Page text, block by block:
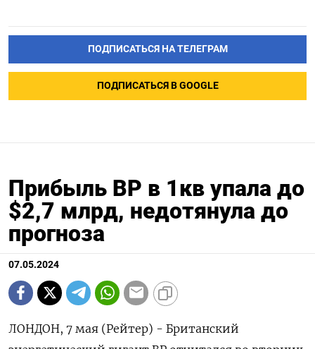
ПОДПИСАТЬСЯ НА ТЕЛЕГРАМ
ПОДПИСАТЬСЯ В GOOGLE
Прибыль BP в 1кв упала до
$2,7 млрд, недотянула до
прогноза
07.05.2024
ЛОНДОН, 7 мая (Рейтер) - Британский